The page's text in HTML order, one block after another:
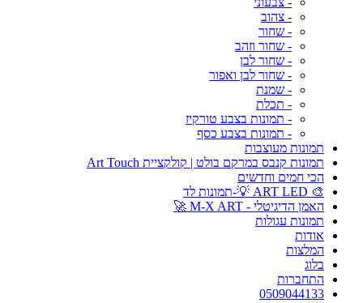
- צהוב
- שחור
- שחור וזהב
- שחור לבן
- שחור לבן ואפור
- שמנת
- תכלת
- תמונות בצבע טורקיז
- תמונות בצבע כסף
תמונות מעוצבות
תמונות קנבס במרקם בולט | קולקציית Art Touch
הכי חמים וחדשים
🎨 ART LED 💡-תמונות לד
האמן הדיגיטלי - M-X ART 🚀
תמונות עגולות
אודות
המלצות
בלוג
התחברות
0509044133